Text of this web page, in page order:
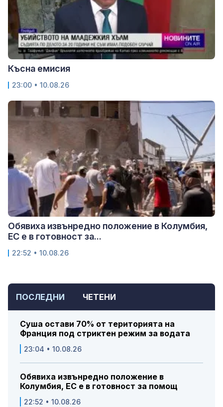
ПОСЛЕДНИ ЧЕТЕНИ
Суша остави 70% от територията на
Франция под стриктен режим за водата
23:04 • 10.08.26
Обявиха извънредно положение в
Колумбия, ЕС е в готовност за помощ
22:52 • 10.08.26
Късна емисия
23:00 • 10.08.26
Обявиха извънредно положение в Колумбия,
ЕС е в готовност за...
22:52 • 10.08.26